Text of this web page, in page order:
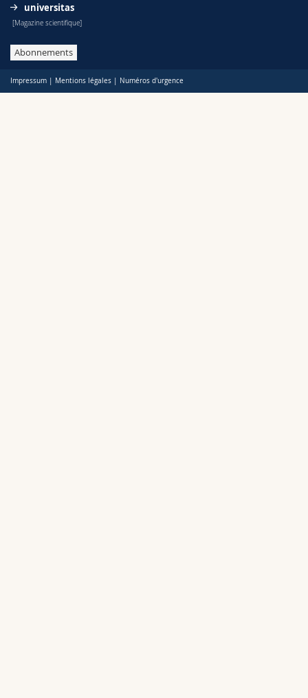
universitas
[Magazine scientifique]
Abonnements
Impressum Mentions légales Numéros d'urgence